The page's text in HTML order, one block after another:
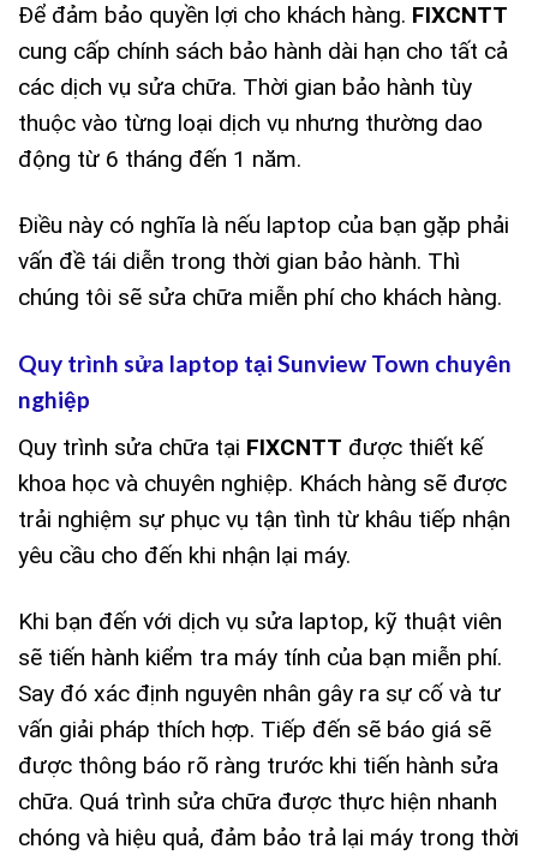
Để đảm bảo quyền lợi cho khách hàng. FIXCNTT
cung cấp chính sách bảo hành dài hạn cho tất cả
các dịch vụ sửa chữa. Thời gian bảo hành tùy
thuộc vào từng loại dịch vụ nhưng thường dao
động từ 6 tháng đến 1 năm.
Điều này có nghĩa là nếu laptop của bạn gặp phải
vấn đề tái diễn trong thời gian bảo hành. Thì
chúng tôi sẽ sửa chữa miễn phí cho khách hàng.
Quy trình sửa laptop tại Sunview Town chuyên
nghiệp
Quy trình sửa chữa tại FIXCNTT được thiết kế
khoa học và chuyên nghiệp. Khách hàng sẽ được
trải nghiệm sự phục vụ tận tình từ khâu tiếp nhận
yêu cầu cho đến khi nhận lại máy.
Khi bạn đến với dịch vụ sửa laptop, kỹ thuật viên
sẽ tiến hành kiểm tra máy tính của bạn miễn phí.
Say đó xác định nguyên nhân gây ra sự cố và tư
vấn giải pháp thích hợp. Tiếp đến sẽ báo giá sẽ
được thông báo rõ ràng trước khi tiến hành sửa
chữa. Quá trình sửa chữa được thực hiện nhanh
chóng và hiệu quả, đảm bảo trả lại máy trong thời